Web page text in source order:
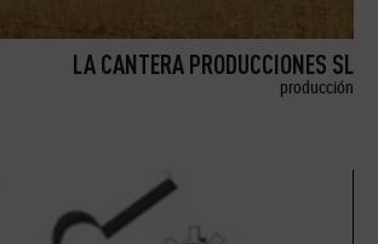
LA CANTERA PRODUCCIONES SL
producción